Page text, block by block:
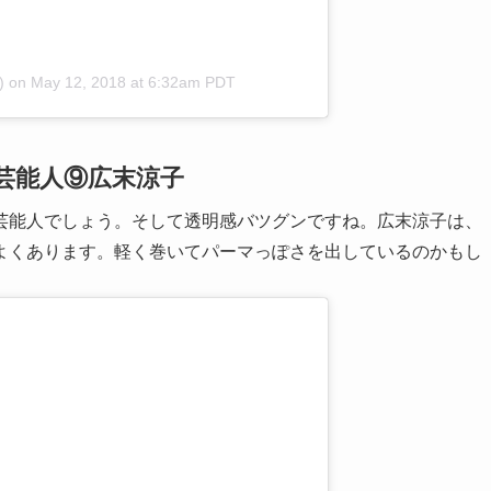
on May 12, 2018 at 6:32am PDT
能人⑨広末涼子
人でしょう。そして透明感バツグンですね。広末涼子は、
あります。軽く巻いてパーマっぽさを出しているのかもし